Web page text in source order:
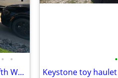
• •
2020 3740BH R Grand Design S Class Fifth Wheel
•
Keystone toy haulet